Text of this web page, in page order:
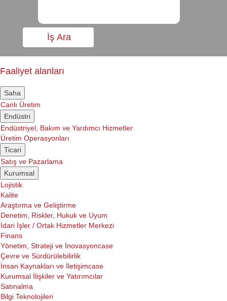
Faaliyet alanları
Saha
Canlı Üretim
Endüstri
Endüstriyel, Bakım ve Yardımcı Hizmetler
Üretim Operasyonları
Ticari
Satış ve Pazarlama
Kurumsal
Lojistik
Kalite
Araştırma ve Geliştirme
Denetim, Riskler, Hukuk ve Uyum
İdari İşler / Ortak Hizmetler Merkezi
Finans
Yönetim, Strateji ve İnovasyoncase
Çevre ve Sürdürülebilirlik
İnsan Kaynakları ve İletişimcase
Kurumsal İlişkiler ve Yatırımcılar
Satınalma
Bilgi Teknolojileri